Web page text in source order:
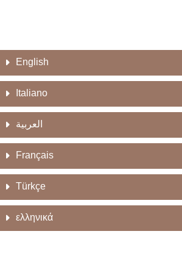
English
Italiano
العربية
Français
Türkçe
ελληνικά